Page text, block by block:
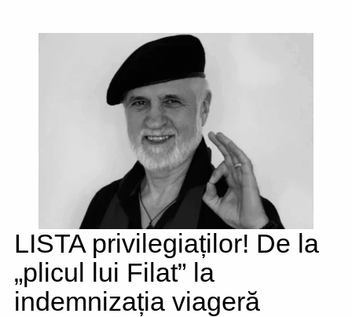
LISTA privilegiaților! De la
„plicul lui Filat” la
indemnizația viageră